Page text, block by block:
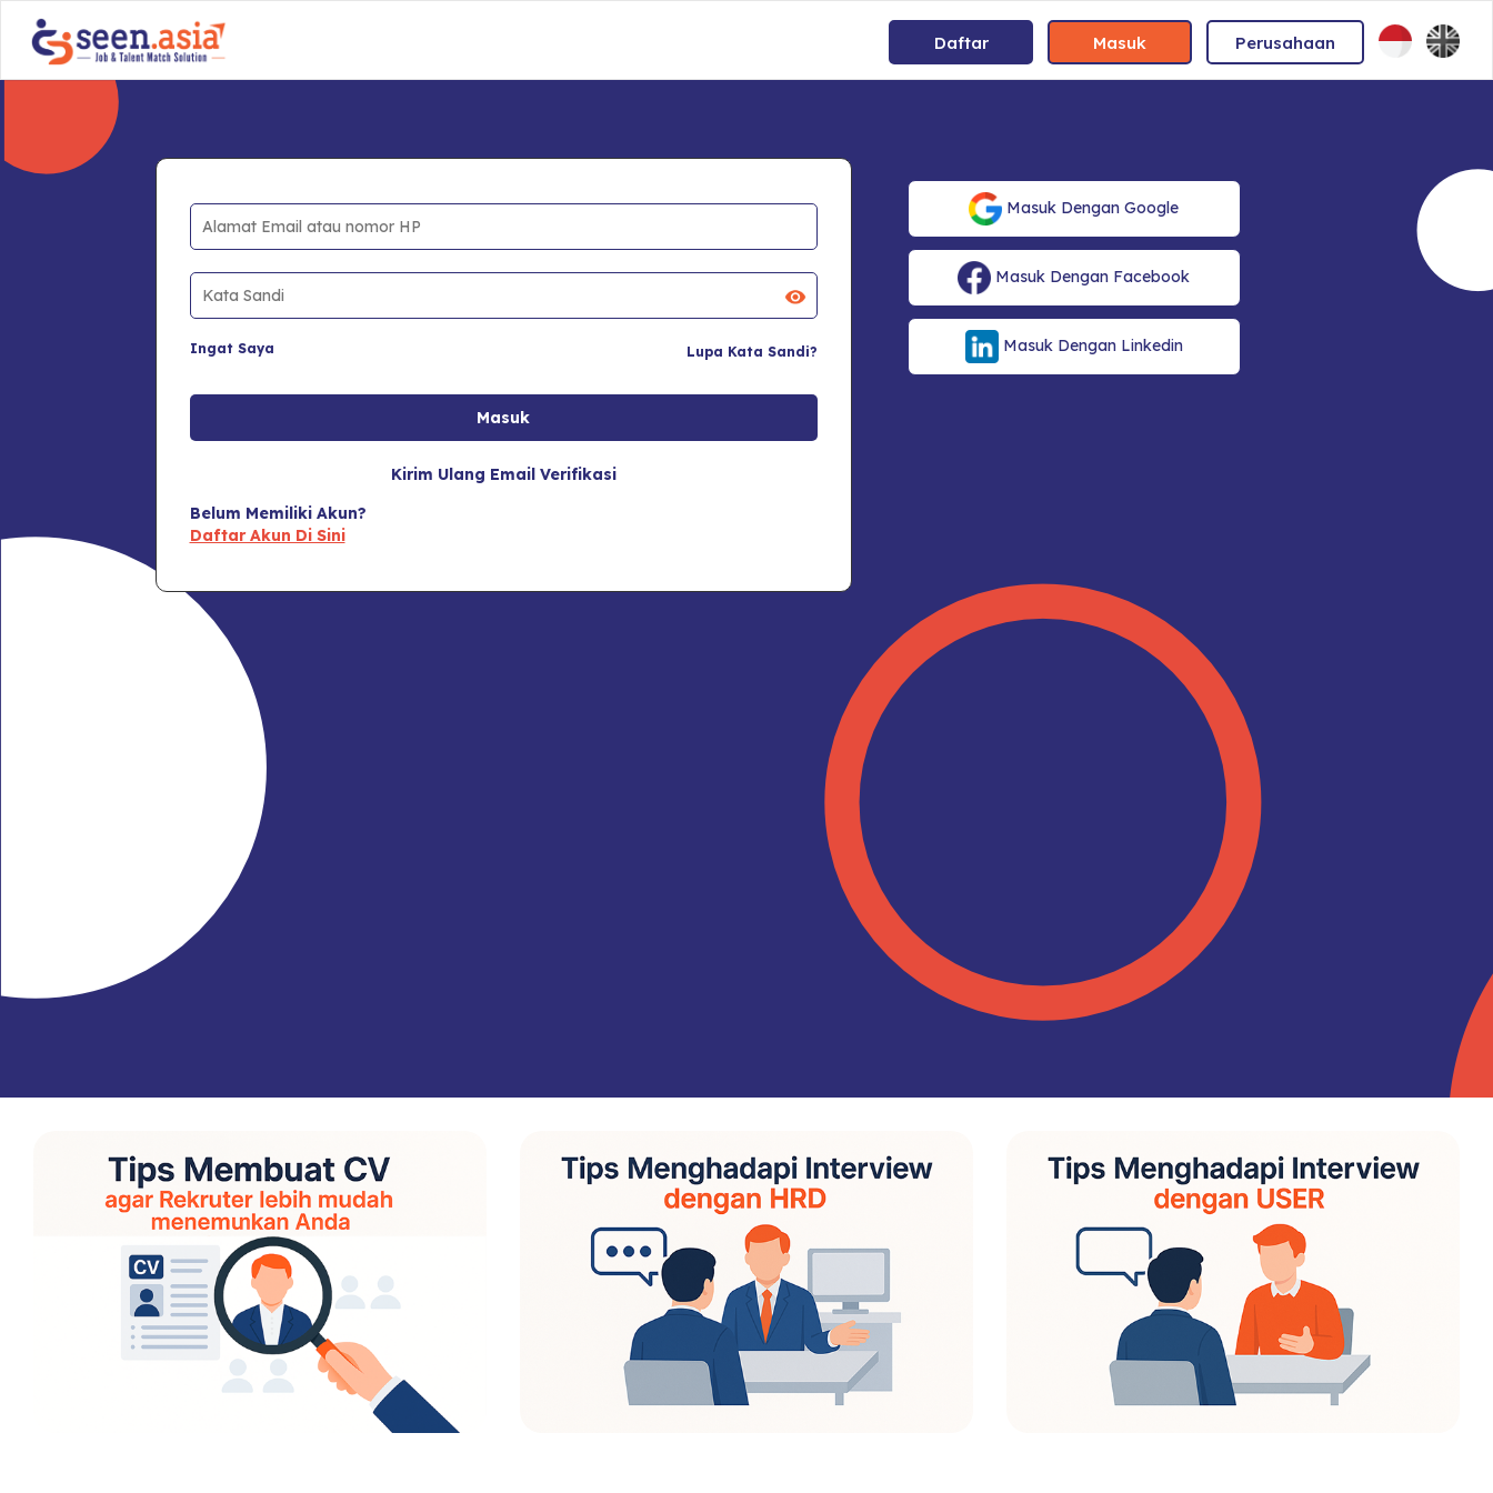
Daftar Masuk Perusahaan
Ingat Saya Lupa Kata Sandi?
Kirim Ulang Email Verifikasi
Belum Memiliki Akun?
Daftar Akun Di Sini
Masuk Dengan Google
Masuk Dengan Facebook
Masuk Dengan Linkedin